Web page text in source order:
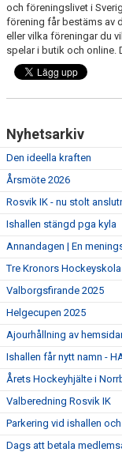
| SOCIALA MEDIER
och föreningslivet i
förening får bestäms av
eller vilka föreningar du
spelar i butik och online.
Nyhetsarkiv
Den ideella kraften
Årsmöte 2026
Rosvik IK - nu stolt
Ishallen stängd pga kyla
Annandagen | En
Tre Kronors
Valborgsfirande 2025
Helgecupen 2025
Ajourhållning av
Ishallen får nytt namn -
Årets Hockeyhjälte i
Valberedning Rosvik IK
Parkering vid ishallen
Dags att betala